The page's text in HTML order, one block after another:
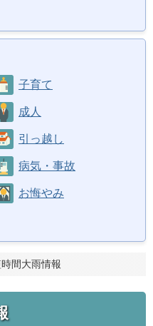
子育て
成人
引っ越し
病気・事故
お悔やみ
間大雨情報